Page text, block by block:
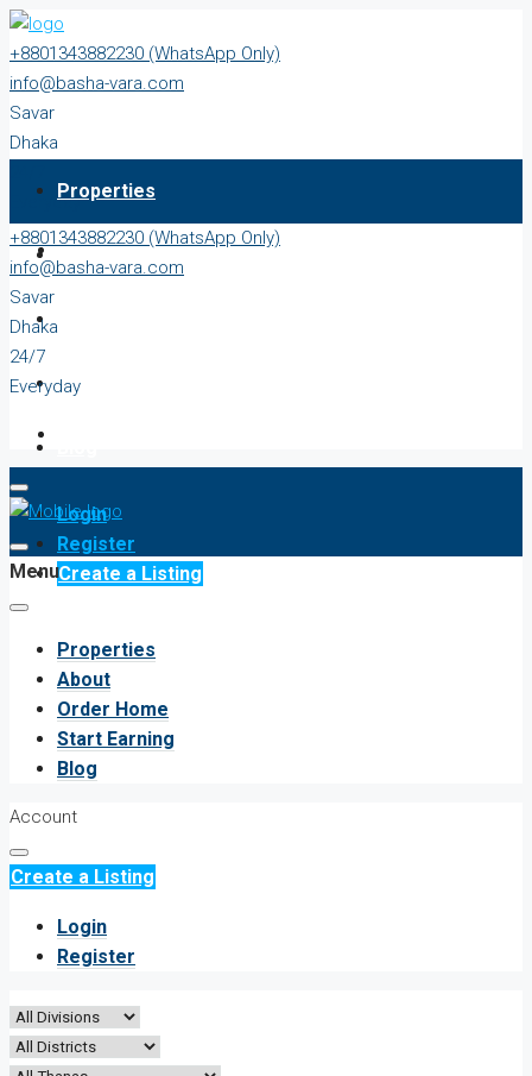
+8801343882230 (WhatsApp Only)
info@basha-vara.com
Savar
Dhaka
EverydayProperties
About
Start Earning
Login
Register
Create a Listing
+8801343882230 (WhatsApp Only)
info@basha-vara.com
Savar
Dhaka
24/7
Everyday
Menu
Properties
About
Order Home
Start Earning
Blog
Account
Create a Listing
Login
Register